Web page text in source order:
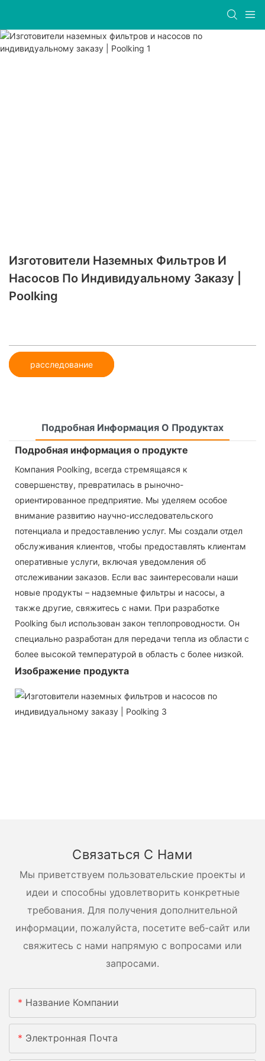
Изготовители Наземных Фильтров И
Насосов По Индивидуальному Заказу |
Poolking
расследование
Подробная Информация О Продуктах
Подробная информация о продукте
Компания Poolking, всегда стремящаяся к
совершенству, превратилась в рыночно-
ориентированное предприятие. Мы уделяем особое
внимание развитию научно-исследовательского
потенциала и предоставлению услуг. Мы создали отдел
обслуживания клиентов, чтобы предоставлять клиентам
оперативные услуги, включая уведомления об
отслеживании заказов. Если вас заинтересовали наши
новые продукты – надземные фильтры и насосы, а
также другие, свяжитесь с нами. При разработке
Poolking был использован закон теплопроводности. Он
специально разработан для передачи тепла из области с
более высокой температурой в область с более низкой.
Изображение продукта
Связаться С Нами
Мы приветствуем пользовательские проекты и
идеи и способны удовлетворить конкретные
требования. Для получения дополнительной
информации, пожалуйста, посетите веб-сайт или
свяжитесь с нами напрямую с вопросами или
запросами.
Название Компании
Электронная Почта